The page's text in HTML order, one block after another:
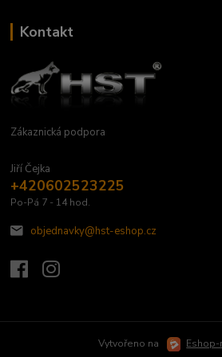
Kontakt
Zákaznická podpora
Jiří Čejka
+420602523225
Po-Pá 7 - 14 hod.
objednavky@hst-eshop.cz
Vytvořeno na Eshop-